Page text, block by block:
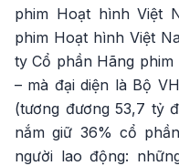
phim Hoạt hình Việt
phim Hoạt hình Việt
ty Cổ phần Hãng
– mà đại diện là Bộ
(tương đương 53,7 tỷ
nắm giữ 36% cổ
người lao động: